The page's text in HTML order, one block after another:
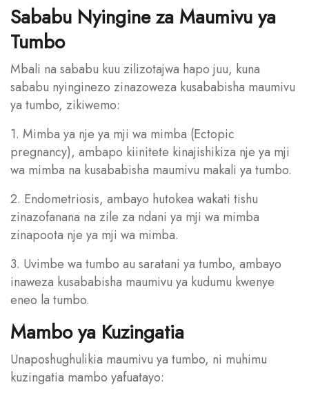
Sababu Nyingine za Maumivu ya
Tumbo
Mbali na sababu kuu zilizotajwa hapo juu, kuna
sababu nyinginezo zinazoweza kusababisha maumivu
ya tumbo, zikiwemo:
1. Mimba ya nje ya mji wa mimba (Ectopic
pregnancy), ambapo kiinitete kinajishikiza nje ya mji
wa mimba na kusababisha maumivu makali ya tumbo.
2. Endometriosis, ambayo hutokea wakati tishu
zinazofanana na zile za ndani ya mji wa mimba
zinapoota nje ya mji wa mimba.
3. Uvimbe wa tumbo au saratani ya tumbo, ambayo
inaweza kusababisha maumivu ya kudumu kwenye
eneo la tumbo.
Mambo ya Kuzingatia
Unaposhughulikia maumivu ya tumbo, ni muhimu
kuzingatia mambo yafuatayo: